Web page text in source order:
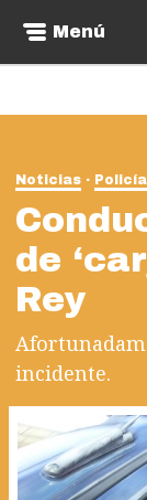
Menú
Noticias
de
Rey
incidente.